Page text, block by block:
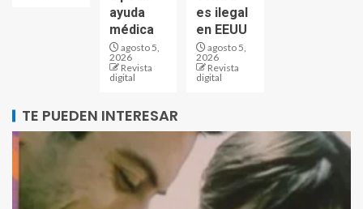
ayuda
médica
agosto 5,
2026
Revista
digital
es ilegal
en EEUU
agosto 5,
2026
Revista
digital
TE PUEDEN INTERESAR